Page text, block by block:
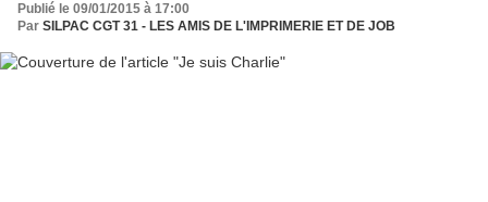
Publié le 09/01/2015 à 17:00
Par SILPAC CGT 31 - LES AMIS DE L'IMPRIMERIE ET DE JOB